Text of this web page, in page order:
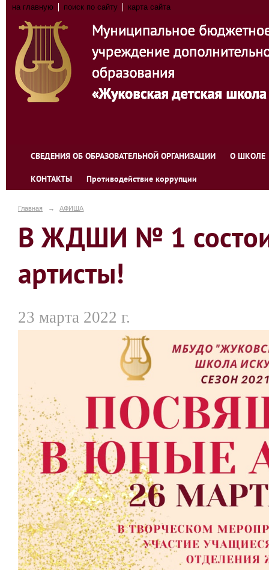
на главную поиск по сайту карта сайта
СВЕДЕНИЯ ОБ ОБРАЗОВАТЕЛЬНОЙ ОРГАНИЗАЦИИ О ШКОЛЕ
КОНТАКТЫ Противодействие коррупции
Главная → АФИША
В ЖДШИ № 1
артисты!
23 марта 2022 г.